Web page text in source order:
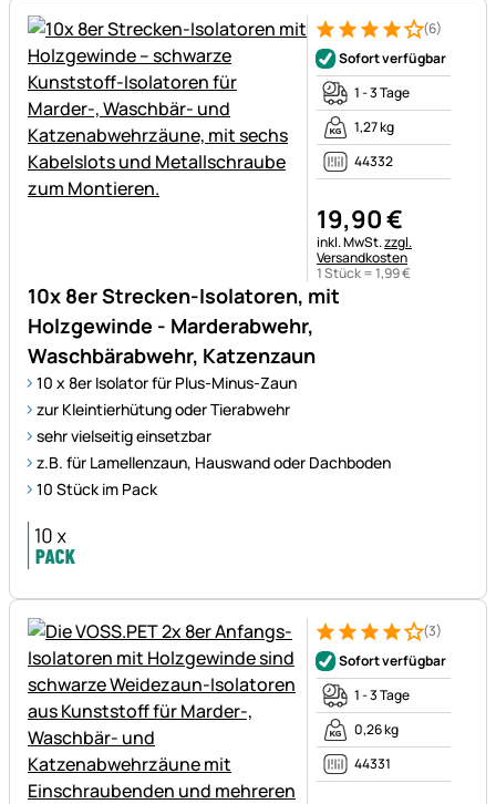
10x 8er Strecken-Isolatoren, mit
Holzgewinde - Marderabwehr,
Waschbärabwehr, Katzenzaun
10 x 8er Isolator für Plus-Minus-Zaun
zur Kleintierhütung oder Tierabwehr
sehr vielseitig einsetzbar
z.B. für Lamellenzaun, Hauswand oder Dachboden
10 Stück im Pack
Bewertung: 4 von 5 (6
6 Bewertungen
(6)
Sofort verfügbar
1 - 3 Tage
1,27 kg
44332
19,90€
Steuerhinweis:
inkl. MwSt.zzgl.
Versandkosten
1 Stück =1,99€
Bewertung: 4 von 5 (3
3 Bewertungen
(3)
Sofort verfügbar
1 - 3 Tage
0,26 kg
44331